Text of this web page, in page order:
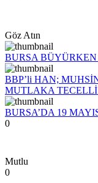
Göz Atın
BURSA
BBP’li HAN;
MUTLAKA TECELLİ
BURSA’DA 19
0
Mutlu
0